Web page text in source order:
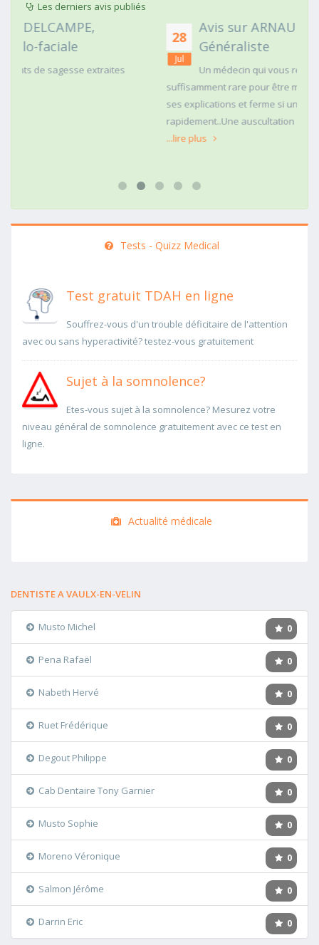
Les derniers avis publiés
28
Avis sur ARNAUD FAURIE, Médecin
Généraliste
Un médecin qui vous regarde dans les yeux c'est
suffisamment rare pour être mentionné. Posé,clair dans
ses explications et ferme si une action doit être menée
rapidement..Une auscultation de bas
Tests - Quizz Medical
Test gratuit TDAH en ligne
Souffrez-vous d'un trouble déficitaire de l'attention
avec ou sans hyperactivité? testez-vous gratuitement
Sujet à la somnolence?
Etes-vous sujet à la somnolence? Mesurez votre
niveau général de somnolence gratuitement avec ce test en
ligne.
Actualité médicale
DENTISTE A VAULX-EN-VELIN
0
Musto Michel
0
Pena Rafaël
0
Nabeth Hervé
0
Ruet Frédérique
0
Degout Philippe
0
Cab Dentaire Tony Garnier
0
Musto Sophie
0
Moreno Véronique
0
Salmon Jérôme
0
Darrin Eric